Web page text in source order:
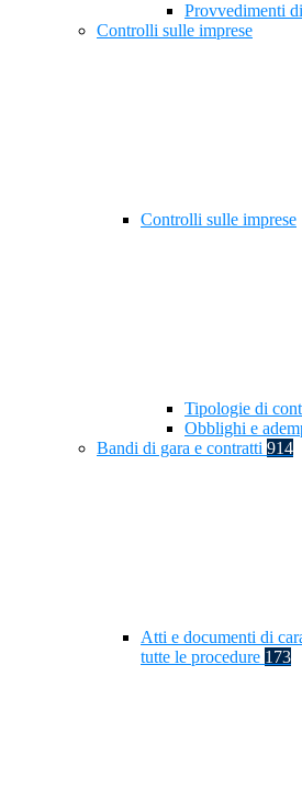
Provvedimenti
Controlli sulle imprese
Controlli sulle imprese
Tipologie di
Obblighi e
Bandi di gara e contratti 914
Atti e documenti di
tutte le procedure 173